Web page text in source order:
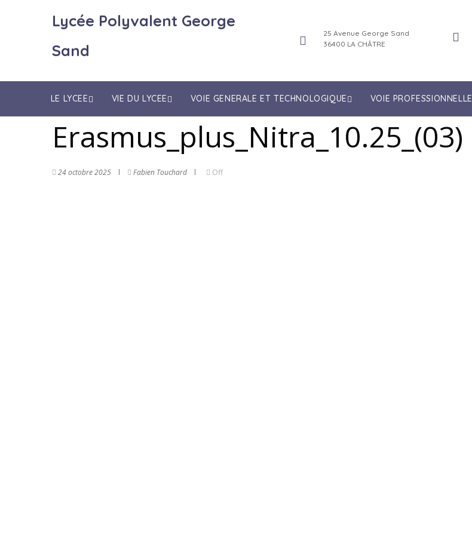
Lycée Polyvalent George
Sand
25 Avenue George Sand
36400 LA CHÂTRE
LE LYCEE VIE DU LYCEE VOIE GENERALE ET TECHNOLOGIQUE VOIE PROFESSIONNELLE
Erasmus_plus_Nitra_10.25_(03)
24 octobre 2025 Fabien Touchard Off